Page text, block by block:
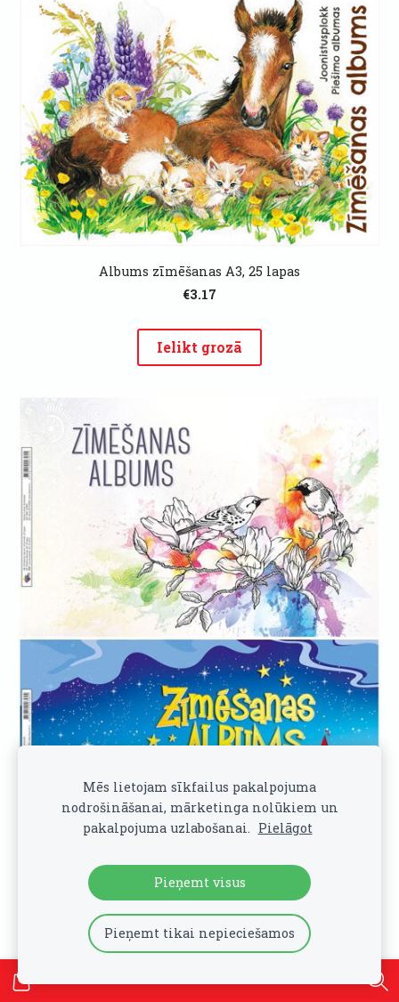
Albums zīmēšanas A3, 25 lapas
€3.17
Ielikt grozā
Zīmēšanas albums A4 RELJEFS, 50 lapas, 120g
€3.75
Ielikt grozā
Mēs lietojam sīkfailus pakalpojuma
nodrošināšanai, mārketinga nolūkiem un
pakalpojuma uzlabošanai. Pielāgot
Pieņemt visus
Pieņemt tikai nepieciešamos